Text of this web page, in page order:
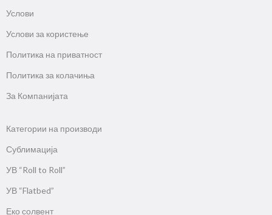
Услови
Услови за користење
Политика на приватност
Политика за колачиња
За Компанијата
Категории на производи
Сублимација
УВ “Roll to Roll”
УВ “Flatbed”
Еко солвент